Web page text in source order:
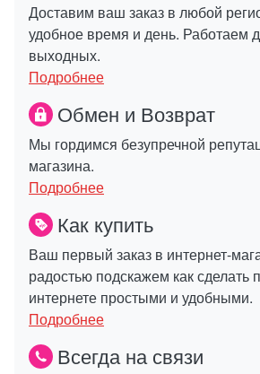
Доставим ваш заказ в любой
удобное время и день. Работаем
выходных.
Подробнее
Обмен и Возврат
Мы гордимся безупречной
магазина.
Подробнее
Как купить
Ваш первый заказ в интернет-
радостью подскажем как сделать
интернете простыми и удобными.
Подробнее
Всегда на связи